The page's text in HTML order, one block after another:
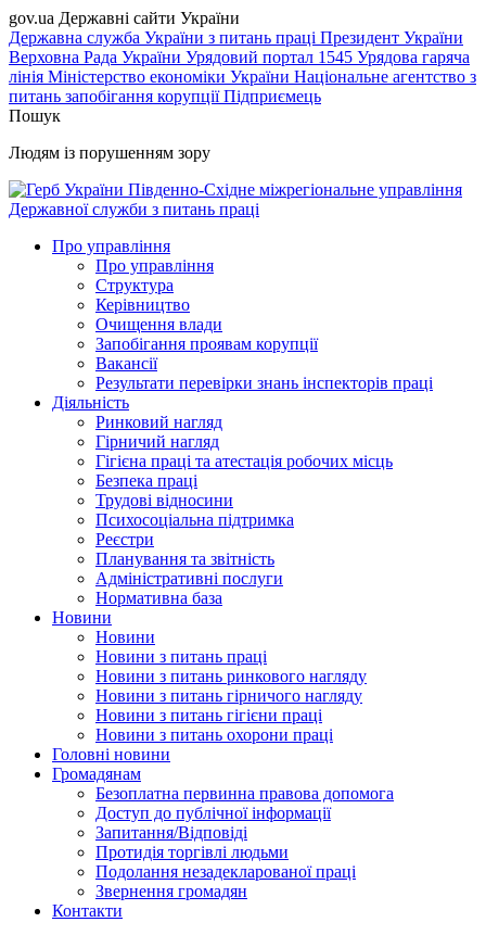
gov.ua Державні сайти України
Державна служба України з питань праці Президент України
Верховна Рада України Урядовий портал 1545 Урядова гаряча
лінія Міністерство економіки України Національне агентство з
питань запобігання корупціїПідприємець
Пошук
Людям із порушенням зору
Південно-Східне міжрегіональне управління
Державної служби з питань праці
Про управління
Про управління
Структура
Керівництво
Очищення влади
Запобігання проявам корупції
Вакансії
Результати перевірки знань інспекторів праці
Діяльність
Ринковий нагляд
Гірничий нагляд
Гігієна праці та атестація робочих місць
Безпека праці
Трудові відносини
Психосоціальна підтримка
Реєстри
Планування та звітність
Адміністративні послуги
Нормативна база
Новини
Новини
Новини з питань праці
Новини з питань ринкового нагляду
Новини з питань гірничого нагляду
Новини з питань гігієни праці
Новини з питань охорони праці
Головні новини
Громадянам
Безоплатна первинна правова допомога
Доступ до публічної інформації
Запитання/Відповіді
Протидія торгівлі людьми
Подолання незадекларованої праці
Звернення громадян
Контакти